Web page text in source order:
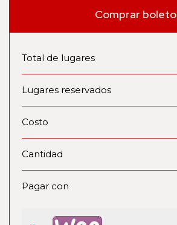
Comprar boleto
Total de lugares
Lugares reservados
Costo
Cantidad
Pagar con